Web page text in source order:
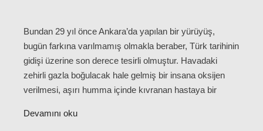
Bundan 29 yıl önce Ankara’da yapılan bir yürüyüş,
bugün farkına varılmamış olmakla beraber, Türk tarihinin
gidişi üzerine son derece tesirli olmuştur. Havadaki
zehirli gazla boğulacak hale gelmiş bir insana oksijen
verilmesi, aşırı humma içinde kıvranan hastaya bir
Devamını oku